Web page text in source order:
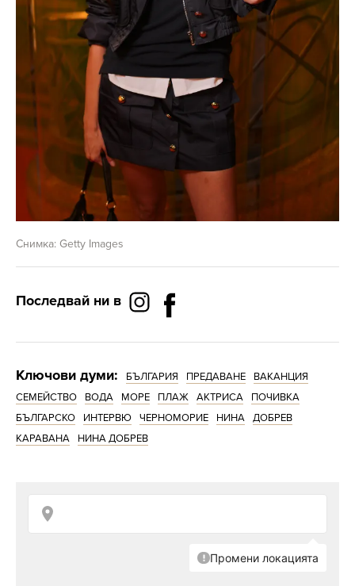
Снимка: Getty Images
Последвай ни в
Ключови думи: БЪЛГАРИЯ ПРЕДАВАНЕ
ВАКАНЦИЯ
СЕМЕЙСТВО
ВОДА МОРЕ ПЛАЖ АКТРИСА
ПОЧИВКА
БЪЛГАРСКО
ИНТЕРВЮ ЧЕРНОМОРИЕ НИНА
ДОБРЕВ
КАРАВАНА
НИНА ДОБРЕВ